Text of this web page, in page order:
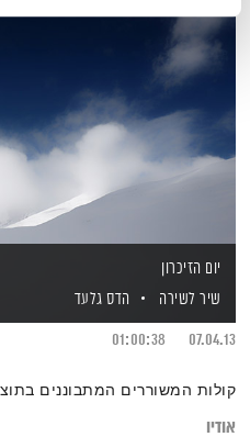
יום הזיכרון
שיר לשירה
הדס גלעד
07.04.13
01:00:38
קולות המשוררים המתבוננים
אודיו